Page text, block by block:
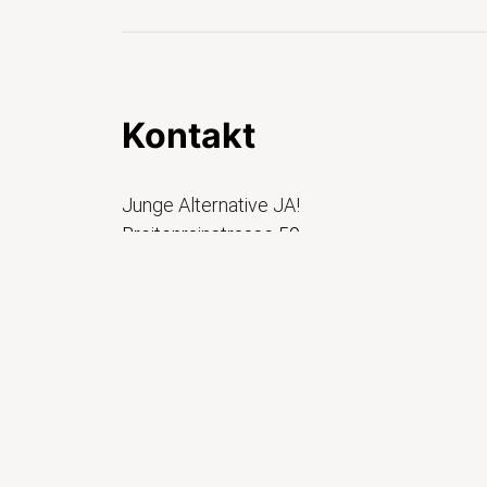
Kontakt
Junge Alternative JA!
Breitenrainstrasse 59